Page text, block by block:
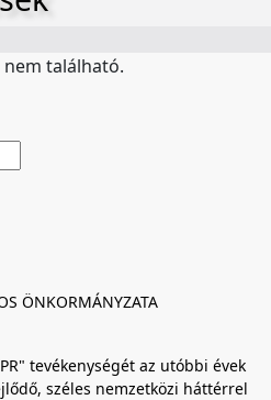
található.
ÖNKORMÁNYZATA
tevékenységét az utóbbi évek
széles nemzetközi háttérrel